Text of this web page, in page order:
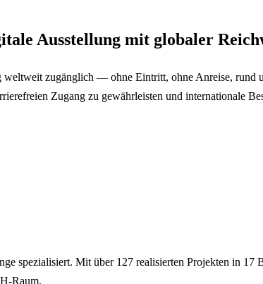
Ausstellung mit globaler
zugänglich — ohne Eintritt, ohne Anreise,
Zugang zu gewährleisten und internationale
spezialisiert. Mit über 127 realisierten Projekten in
Raum.